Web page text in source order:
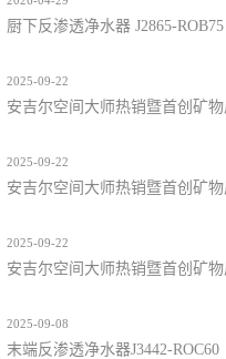
厨下反渗透净水器 J2865-ROB75
2025-09-22
安吉尔空间大师热销暨首创矿
2025-09-22
安吉尔空间大师热销暨首创矿
2025-09-22
安吉尔空间大师热销暨首创矿
2025-09-08
末端反渗透净水器J3442-ROC60